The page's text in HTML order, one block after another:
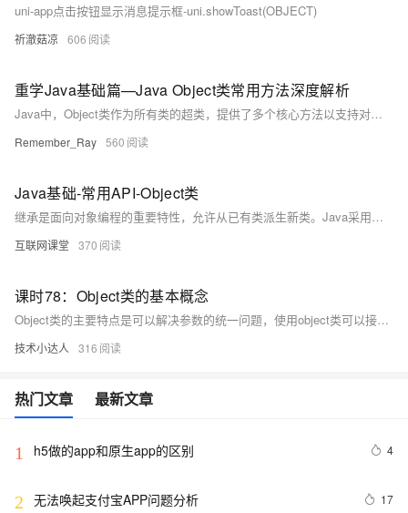
uni-app点击按钮显示消息提示框-uni.showToast(OBJECT)
祈澈菇凉 606
重学Java基础篇—Java Object类常用方法深度解析
Java中，Object类作为所有类的超类，提供了多个核心方法以支持对象的基本行为。其中，`toString()`用于对象的字符串表示，重写时应包含关键信息；`equals()`与`hashCode()`需成对重写，确保对象等价判断的一致性；`getClass()`用于运行时类型识别；`clone()`实现对象复制，需区分浅拷贝与深拷贝；`wait()/notify()`支持线程协作。此外，`finalize()`已过时，建议使用更安全的资源管理方式。合理运用这些方法，并遵循最佳实践，可提升代码质量与健壮性。
Remember_Ray 560
Java基础-常用API-Object类
继承是面向对象编程的重要特性，允许从已有类派生新类。Java采用单继承机制，默认所有类继承自Object类。Object类提供了多个常用方法，如`clone()`用于复制对象，`equals()`判断对象是否相等，`hashCode()`计算哈希码，`toString()`返回对象的字符串表示，`wait()`、`notify()`和`notifyAll()`用于线程同步，`finalize()`在对象被垃圾回收时调用。掌握这些方法有助于更好地理解和使用Java中的对象行为。
互联网课堂 370
课时78：Object类的基本概念
Object类的主要特点是可以解决参数的统一问题，使用object类可以接受所有的数据类型。 1. Object类简介 2. 观察Object类接收所有子类对象 3. 使用Object类接收数组
技术小达人 316
热门文章 最新文章
1 h5做的app和原生app的区别 4
2 无法唤起支付宝APP问题分析 17